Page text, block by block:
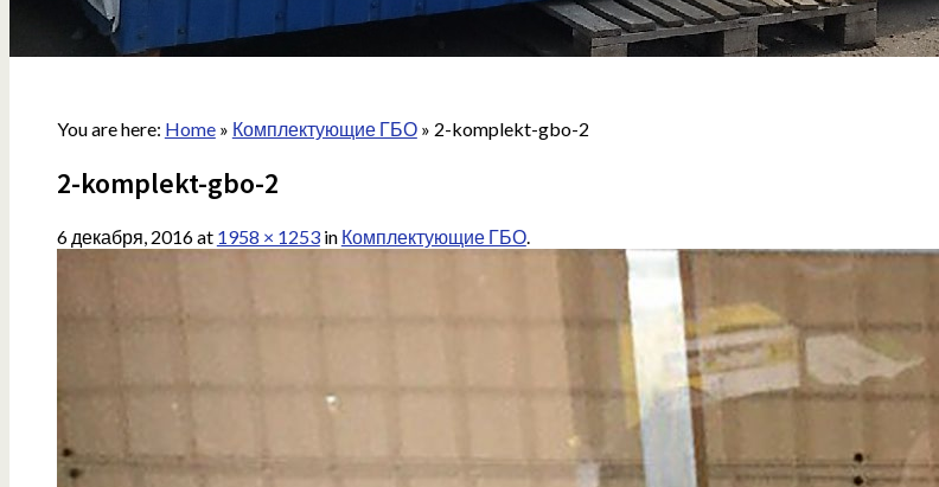
You are here: Home» Комплектующие ГБО» 2-komplekt-gbo-2
2-komplekt-gbo-2
6 декабря, 2016at 1958 × 1253in Комплектующие ГБО.